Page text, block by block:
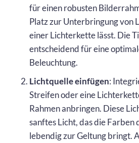
für einen robusten
Platz zur Unterbringung von
einer Lichterkette lässt. Die
entscheidend für eine
Beleuchtung.
Lichtquelle einfügen:
Streifen oder eine
Rahmen anbringen. Diese
sanftes Licht, das die Farben
lebendig zur Geltung bringt.